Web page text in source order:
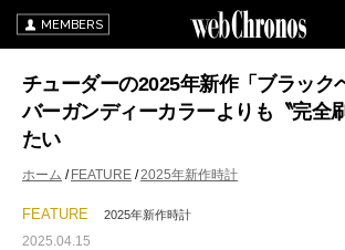
MEMBERS
チューダーの2025年新作「ブラック
バーガンディーカラーよりも〝完全
たい
ホーム FEATURE 2025年新作時計
FEATURE 2025年新作時計
2025.04.15